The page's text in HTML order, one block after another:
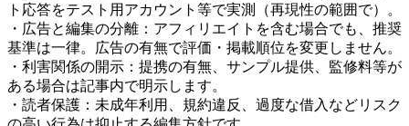
ト応答をテスト用アカウント等で実測（再現性の範囲で）。
・広告と編集の分離：アフィリエイトを含む場合でも、推奨
基準は一律。広告の有無で評価・掲載順位を変更しません。
・利害関係の開示：提携の有無、サンプル提供、監修料等が
ある場合は記事内で明示します。
・読者保護：未成年利用、規約違反、過度な借入などリスク